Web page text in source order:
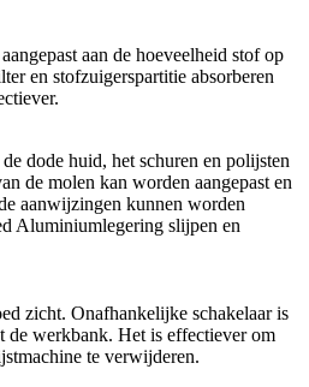
aan de hoeveelheid stof op
en stofzuigerspartitie absorberen
dode huid, het schuren en polijsten
de molen kan worden aangepast en
aanwijzingen kunnen worden
​​Aluminiumlegering slijpen en
zicht. Onafhankelijke schakelaar is
de werkbank. Het is effectiever om
te verwijderen.